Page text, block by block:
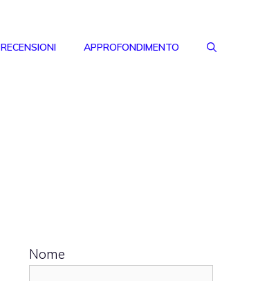
RECENSIONI APPROFONDIMENTO
Nome